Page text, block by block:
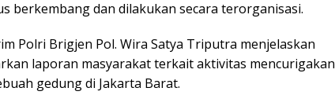
berkembang dan dilakukan secara terorganisasi.
Polri Brigjen Pol. Wira Satya Triputra menjelaskan
laporan masyarakat terkait aktivitas mencurigakan
gedung di Jakarta Barat.